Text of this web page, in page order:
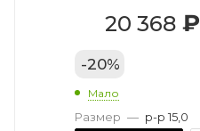
20 368 ₽
-20%
Мало
Размер — р-р 15,0